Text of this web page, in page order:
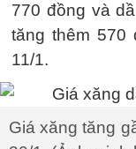
770 đồng và
tăng thêm 570
11/1.
Giá xăng tăng